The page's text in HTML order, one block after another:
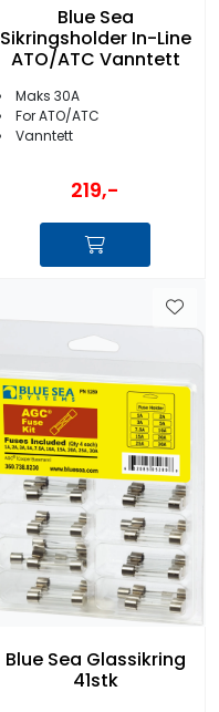
Blue Sea
Sikringsholder In-Line
ATO/ATC Vanntett
Maks 30A
For ATO/ATC
Vanntett
219,-
Blue Sea Glassikring
41stk